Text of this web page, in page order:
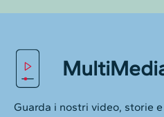
Guarda i nostri video, storie